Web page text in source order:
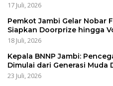
17 Juli, 2026
Pemkot Jambi Gelar Nobar
Siapkan Doorprize hingga
18 Juli, 2026
Kepala BNNP Jambi:
Dimulai dari Generasi Muda
23 Juli, 2026